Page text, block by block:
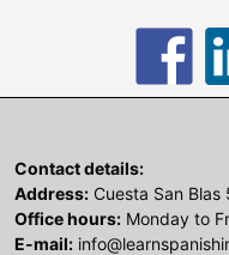
Contact details:
Address: Cuesta San Blas
Office hours: Monday to
E-mail: